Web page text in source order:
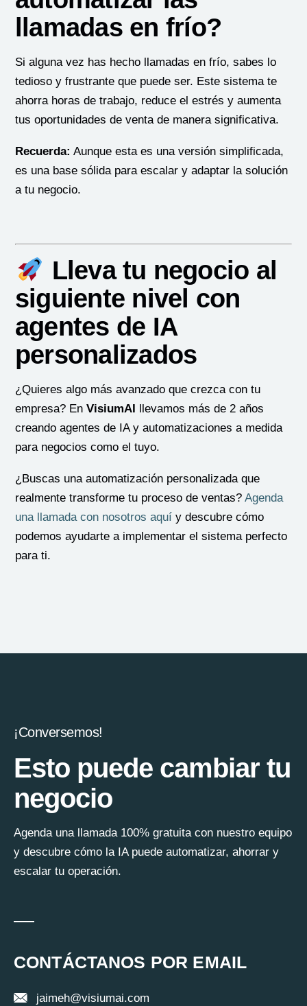
llamadas en frío?
Si alguna vez has hecho llamadas en frío, sabes lo
tedioso y frustrante que puede ser. Este sistema te
ahorra horas de trabajo, reduce el estrés y aumenta
tus oportunidades de venta de manera significativa.
Recuerda: Aunque esta es una versión simplificada,
es una base sólida para escalar y adaptar la solución
a tu negocio.
Lleva tu negocio al
siguiente nivel con
agentes de IA
personalizados
¿Quieres algo más avanzado que crezca con tu
empresa? En VisiumAI llevamos más de 2 años
creando agentes de IA y automatizaciones a medida
para negocios como el tuyo.
¿Buscas una automatización personalizada que
realmente transforme tu proceso de ventas? Agenda
una llamada con nosotros aquí y descubre cómo
podemos ayudarte a implementar el sistema perfecto
para ti.
¡Conversemos!
Esto puede cambiar tu
negocio
Agenda una llamada 100% gratuita con nuestro equipo
y descubre cómo la IA puede automatizar, ahorrar y
escalar tu operación.
CONTÁCTANOS POR EMAIL
jaimeh@visiumai.com